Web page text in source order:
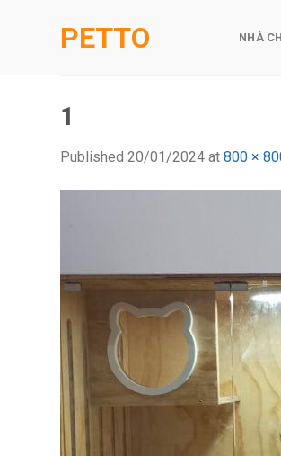
PETTO NHÀ
1
Published 20/01/2024 at 800 ×